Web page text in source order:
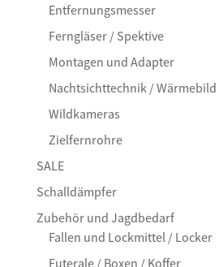
Entfernungsmesser
Ferngläser / Spektive
Montagen und Adapter
Nachtsichttechnik / Wärmebild
Wildkameras
Zielfernrohre
SALE
Schalldämpfer
Zubehör und Jagdbedarf
Fallen und Lockmittel / Locker
Futerale / Boxen / Koffer